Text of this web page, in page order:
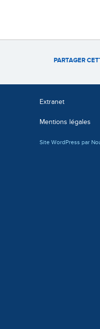
PARTAGER
Extranet
Mentions légales
Site WordPress par